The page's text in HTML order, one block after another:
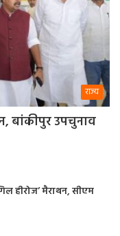
राज्य
बांकीपुर उपचुनाव
हीरोज’ मैराथन, सीएम